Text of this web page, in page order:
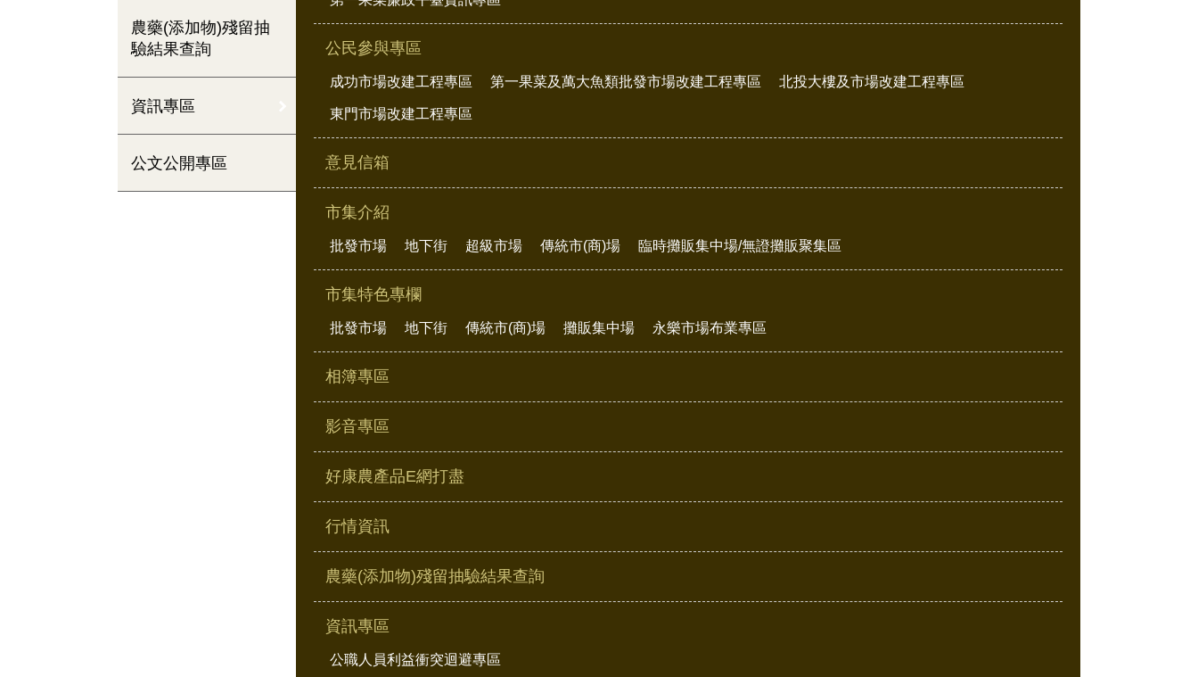
農藥(添加物)殘留抽
驗結果查詢
資訊專區
公文公開專區
公民參與專區
成功市場改建工程專區 第一果菜及萬大魚類批發市場改建工程專區 北投大樓及市場改建工程專區
東門市場改建工程專區
意見信箱
市集介紹
批發市場 地下街 超級市場 傳統市(商)場 臨時攤販集中場/無證攤販聚集區
市集特色專欄
批發市場 地下街 傳統市(商)場 攤販集中場 永樂市場布業專區
相簿專區
影音專區
好康農產品E網打盡
行情資訊
農藥(添加物)殘留抽驗結果查詢
資訊專區
公職人員利益衝突迴避專區